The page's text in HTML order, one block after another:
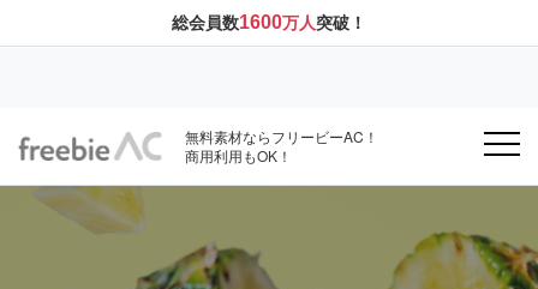
総会員数1600万人突破！
無料素材ならフリービーAC！
商用利用もOK！